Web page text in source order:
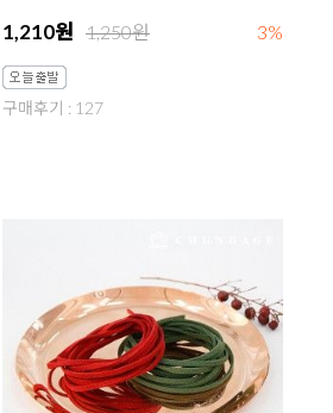
1,210원 1,250원 3%
구매후기 : 127